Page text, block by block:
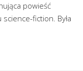
powieść
fiction. Była